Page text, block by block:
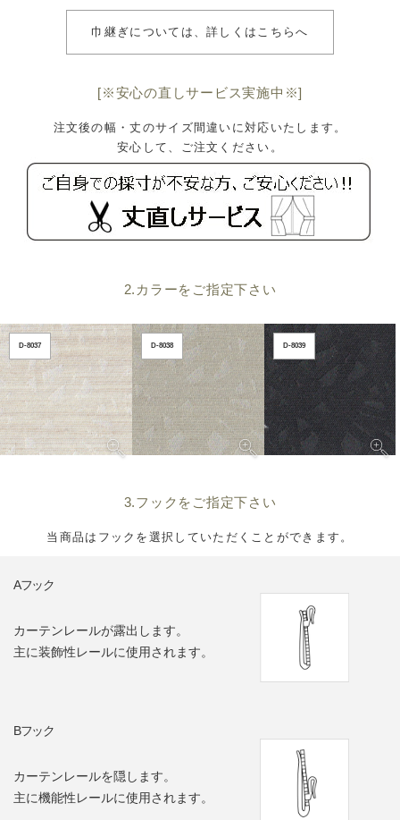
巾継ぎについては、詳しくはこちらへ
[※安心の直しサービス実施中※]
注文後の幅・丈のサイズ間違いに対応いたします。
安心して、ご注文ください。
2.カラーをご指定下さい
D-8037 D-8038 D-8039
3.フックをご指定下さい
当商品はフックを選択していただくことができます。
Aフック
カーテンレールが露出します。
主に装飾性レールに使用されます。
Bフック
カーテンレールを隠します。
主に機能性レールに使用されます。